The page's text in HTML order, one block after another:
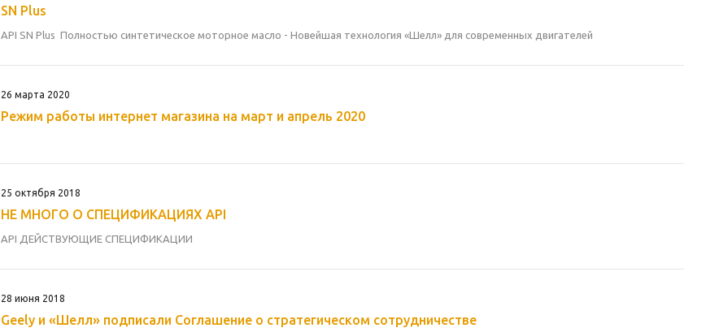
SN Plus
API SN Plus Полностью синтетическое моторное масло - Новейшая технология «Шелл» для современных двигателей
26 марта 2020
Режим работы интернет магазина на март и апрель 2020
25 октября 2018
НЕ МНОГО О СПЕЦИФИКАЦИЯХ API
API ДЕЙСТВУЮЩИЕ СПЕЦИФИКАЦИИ
28 июня 2018
Geely и «Шелл» подписали Соглашение о стратегическом сотрудничестве